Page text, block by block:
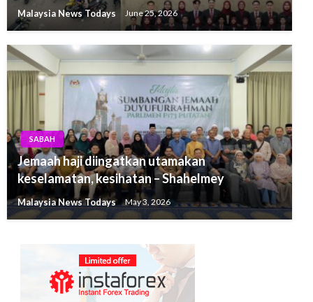
Malaysia News Todays June 25, 2026
SABAH
Jemaah haji diingatkan utamakan
keselamatan, kesihatan – Shahelmey
Malaysia News Todays May 3, 2026